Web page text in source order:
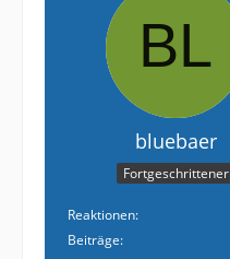
bluebaer
Fortgeschrittener
Reaktionen
Beiträge